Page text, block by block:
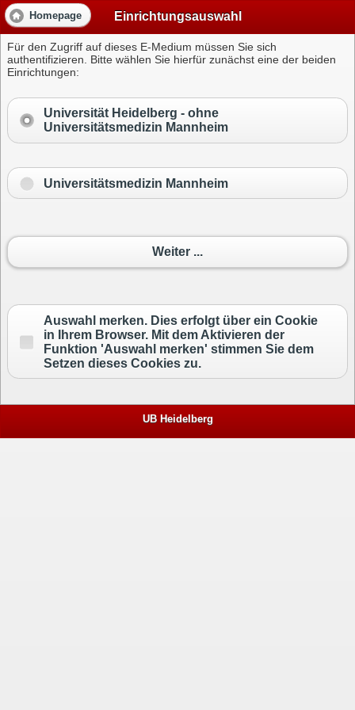
Homepage Einrichtungsauswahl
Für den Zugriff auf dieses E-Medium müssen Sie sich
authentifizieren. Bitte wählen Sie hierfür zunächst eine der beiden
Einrichtungen:
Universität Heidelberg - ohne
Universitätsmedizin Mannheim
Universitätsmedizin Mannheim
Weiter ...
Auswahl merken. Dies erfolgt über ein Cookie
in Ihrem Browser. Mit dem Aktivieren der
Funktion 'Auswahl merken' stimmen Sie dem
Setzen dieses Cookies zu.
UB Heidelberg